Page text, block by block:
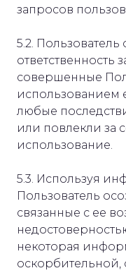
запросов
5.2.
ответственность
совершенные
использованием
любые
или повлекли за
использование.
5.3. Используя
Пользователь
связанные с ее
некоторая